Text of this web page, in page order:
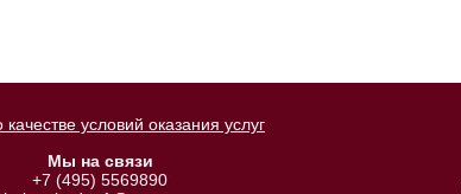
качестве условий оказания услуг
Мы на связи
+7 (495) 5569890